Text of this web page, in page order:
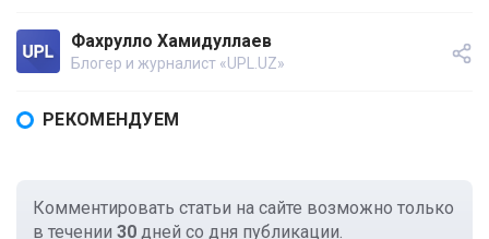
Фахрулло Хамидуллаев
Блогер и журналист «UPL.UZ»
РЕКОМЕНДУЕМ
Комментировать статьи на сайте возможно только
в течении 30 дней со дня публикации.